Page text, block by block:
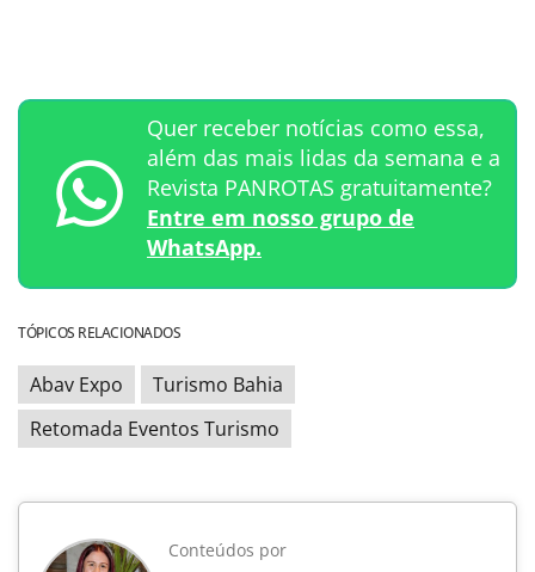
Quer receber notícias como essa,
além das mais lidas da semana e a
Revista PANROTAS gratuitamente?
Entre em nosso grupo de
WhatsApp.
TÓPICOS RELACIONADOS
Abav Expo
Turismo Bahia
Retomada Eventos Turismo
Conteúdos por